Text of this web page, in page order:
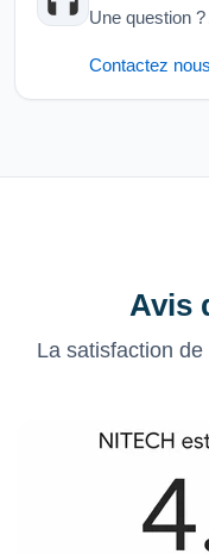
Une question
Contactez nous
Avis
La satisfaction